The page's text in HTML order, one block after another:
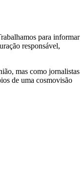
para informar
responsável,
mas como jornalistas
de uma cosmovisão